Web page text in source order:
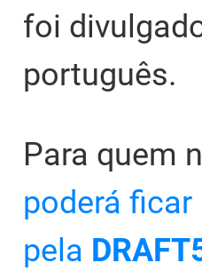
foi
português.
Para quem
poderá
pela